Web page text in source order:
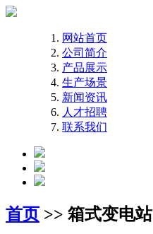
网站首页
公司简介
产品展示
生产场景
新闻资讯
人才招聘
联系我们
首页 >> 箱式变电站